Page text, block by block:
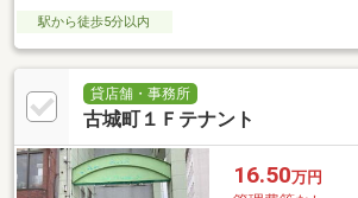
駅から徒歩5分以内
貸店舗・事務所
古城町１Ｆテナント
16.50万円